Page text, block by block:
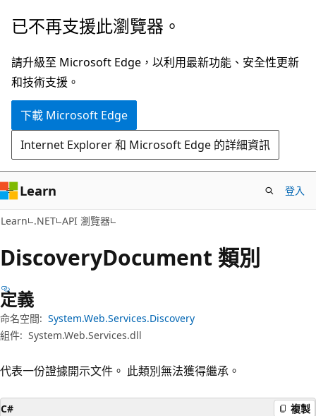
跳
主
要
內
跳
頁
面
內
覽
已不再支援此瀏覽器。
請升級至 Microsoft Edge，以利用最新功能、安全性更新
和技術支援。
下載 Microsoft Edge
Internet Explorer 和 Microsoft Edge 的詳細資訊
Learn 登入
Learn .NET API 瀏覽器
DiscoveryDocument 類別
定義
命名空間: System.Web.Services.Discovery
組件: System.Web.Services.dll
代表一份證據開示文件。 此類別無法獲得繼承。
C# 複製